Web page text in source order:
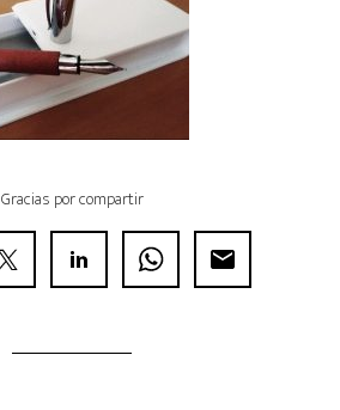
Gracias por compartir